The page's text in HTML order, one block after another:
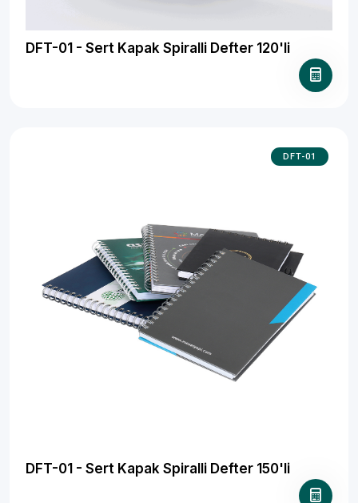
DFT-01 - Sert Kapak Spiralli Defter 120'li
DFT-01
DFT-01 - Sert Kapak Spiralli Defter 150'li